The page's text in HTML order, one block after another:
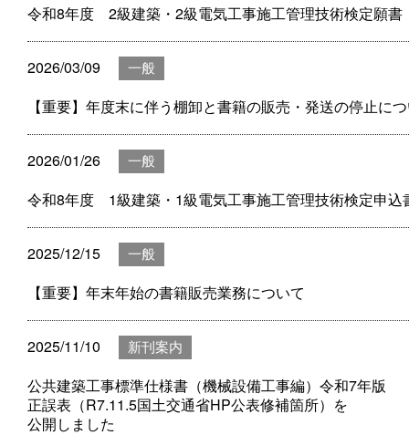
令和8年度 2級建築・2級電気工事施工管理技術検定願
2026/03/09 一般
【重要】年度末に伴う棚卸と書籍の販売・発送の停止に
2026/01/26 一般
令和8年度 1級建築・1級電気工事施工管理技術検定申
2025/12/15 一般
【重要】年末年始の書籍販売業務について
2025/11/10 新刊案内
公共建築工事標準仕様書（機械設備工事編）令和7年版
正誤表（R7.11.5国土交通省HP公表修補箇所）を
公開しました